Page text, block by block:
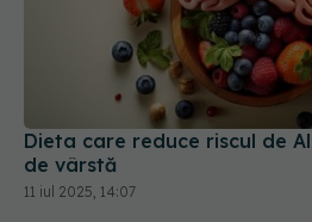
Dieta care reduce riscul de
de vârstă
11 iul 2025, 14:07